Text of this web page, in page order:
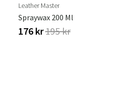
Leather Master
Spraywax 200 Ml
176 kr195 kr